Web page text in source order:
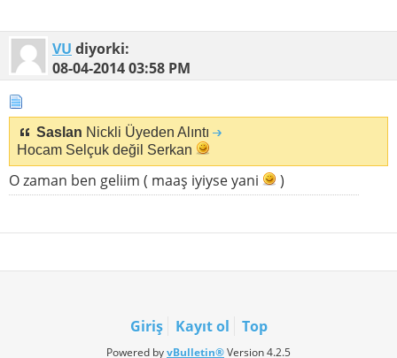
VU diyorki:
08-04-201403:58 PM
Saslan Nickli Üyeden Alıntı
Hocam Selçuk değil Serkan
O zaman ben geliim ( maaş iyiyse yani )
Giriş Kayıt ol Top
Powered byvBulletin®Version 4.2.5